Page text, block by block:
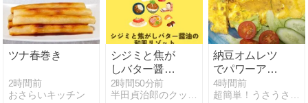
ツナ春巻き
2時間前
おさらいキッチン
シジミと焦が
しバター醤油
の和風リゾッ
ト 半田貞治郎
2時間50分前
半田貞治郎のクッキングレシピ備忘録
納豆オムレツ
でパワーアッ
プ！暑い夏を
乗り切ろ
4時間前
超簡単！うさうさレシピ